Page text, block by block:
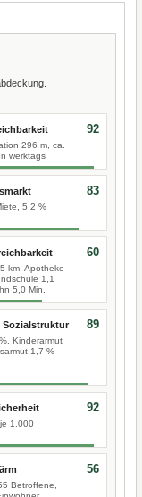
296 m, ca.
werktags
92
5,2 %
83
km, Apotheke
1,1
5,0 Min.
60
Sozialstruktur
Kinderarmut
1,7 %
89
1.000
92
Betroffene,
56